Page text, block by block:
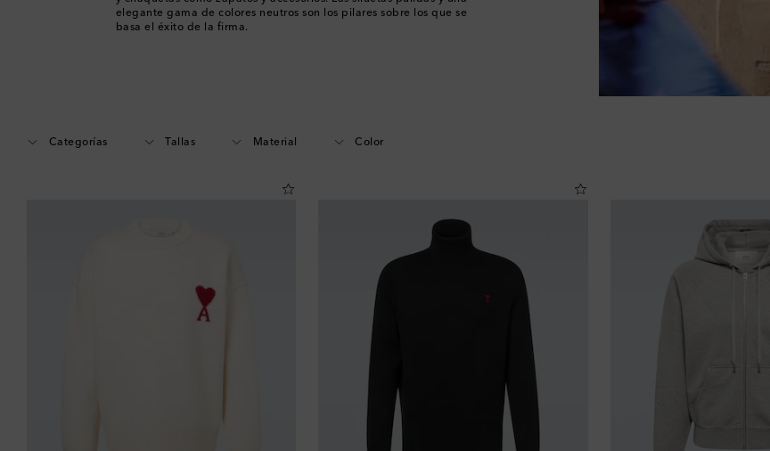
elegante gama de colores neutros son los pilares sobre los que se
basa el éxito de la firma.
Categorías Tallas Material Color